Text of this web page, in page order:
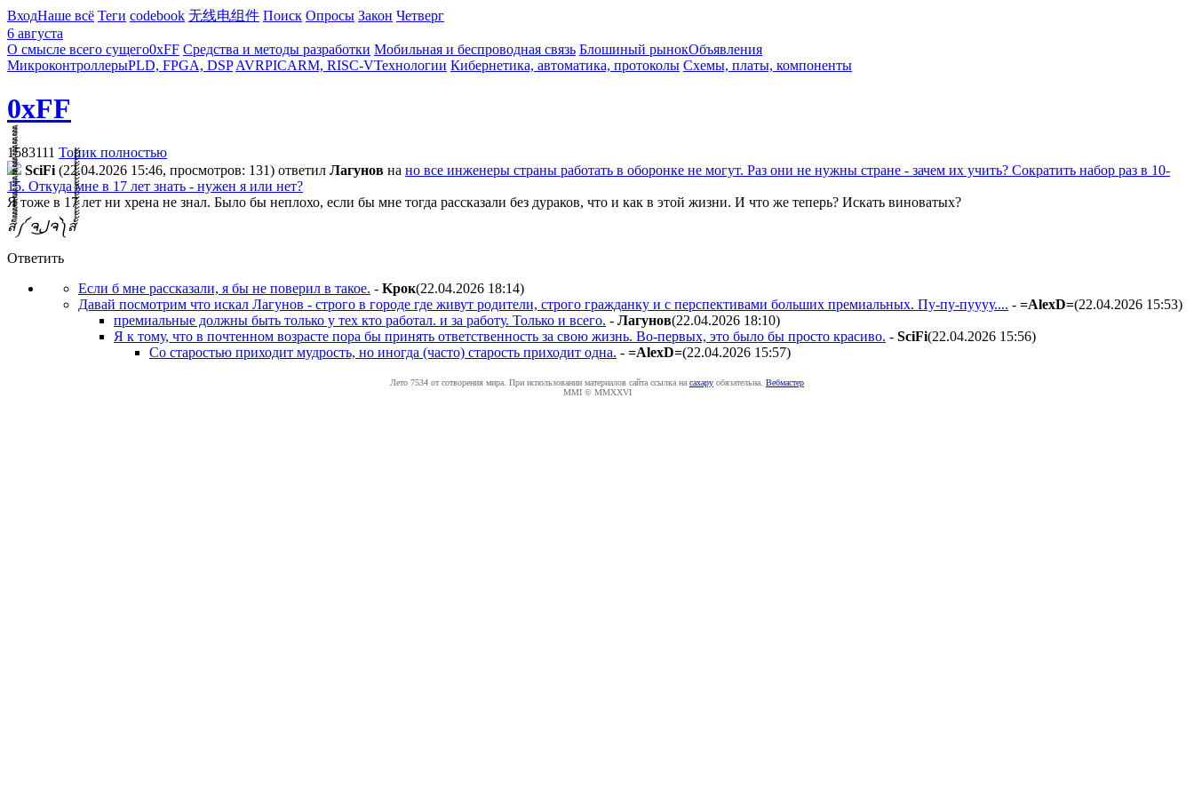
ВходНаше всё Теги codebook 无线电组件 Поиск Опросы Закон Четверг
6 августа
О смысле всего сущего0xFF Средства и методы разработки Мобильная и беспроводная связь Блошиный рынокОбъявления
МикроконтроллерыPLD, FPGA, DSP AVRPICARM, RISC-VТехнологии Кибернетика, автоматика, протоколы Схемы, платы, компоненты
0xFF
1583111 Топик полностью
SciFi (22.04.2026 15:46, просмотров: 131) ответил Лaгyнoв на но все инженеры страны работать в оборонке не могут. Раз они не нужны стране - зачем их учить? Сократить набор раз в 10-
15. Откуда мне в 17 лет знать - нужен я или нет?
Я тоже в 17 лет ни хрена не знал. Было бы неплохо, если бы мне тогда рассказали без дураков, что и как в этой жизни. И что же теперь? Искать виноватых?
ส็็็็็็็็็็็็็็็็็็็็็็็็็༼ ຈل͜ຈ༽ส้้้้้้้้้้้้้้้้้้้้้้้
Ответить
Если б мне рассказали, я бы не поверил в такое. - Kpoк(22.04.2026 18:14)
Давай посмотрим что искал Лагунов - строго в городе где живут родители, строго гражданку и с перспективами больших премиальных. Пу-пу-пуууу.... - =AlexD=(22.04.2026 15:53)
премиальные должны быть только у тех кто работал. и за работу. Только и всего. - Лaгyнoв(22.04.2026 18:10)
Я к тому, что в почтенном возрасте пора бы принять ответственность за свою жизнь. Во-первых, это было бы просто красиво. - SciFi(22.04.2026 15:56)
Со старостью приходит мудрость, но иногда (часто) старость приходит одна. - =AlexD=(22.04.2026 15:57)
Лето 7534 от сотворения мира. При использовании материалов сайта ссылка на caxapу обязательна. Вебмастер
MMI © MMXXVI